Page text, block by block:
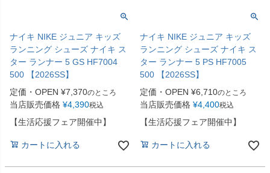
ナイキ NIKE ジュニア キッズ
ランニング シューズ ナイキ ス
ター ランナー 5 GS HF7004
500 【2026SS】
定価・OPEN ¥7,370のところ
当店販売価格 ¥4,390税込
【生活応援フェア開催中】
カートに入れる
ナイキ NIKE ジュニア キッズ
ランニング シューズ ナイキ ス
ター ランナー 5 PS HF7005
500 【2026SS】
定価・OPEN ¥6,710のところ
当店販売価格 ¥4,400税込
【生活応援フェア開催中】
カートに入れる